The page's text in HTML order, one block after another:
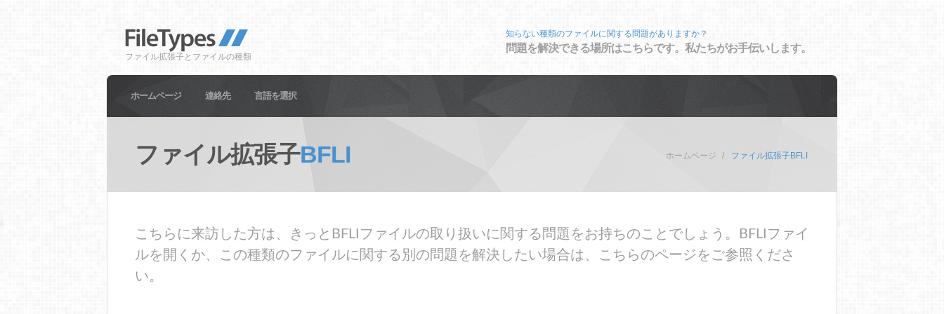
ファイル拡張子とファイルの種類
知らない種類のファイルに関する問題がありますか？
問題を解決できる場所はこちらです。私たちがお手伝いします。
ホームページ 連絡先 言語を選択
ファイル拡張子BFLI ホームページ ファイル拡張子BFLI
こちらに来訪した方は、きっとBFLIファイルの取り扱いに関する問題をお持ちのことでしょう。BFLIファイ
ルを開くか、この種類のファイルに関する別の問題を解決したい場合は、こちらのページをご参照くださ
い。